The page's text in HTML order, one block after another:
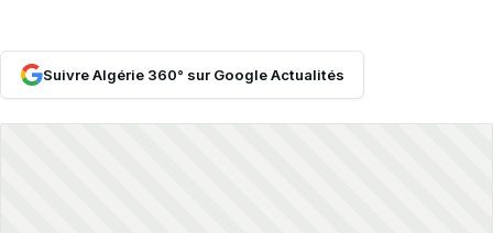
Suivre Algérie 360° sur Google Actualités